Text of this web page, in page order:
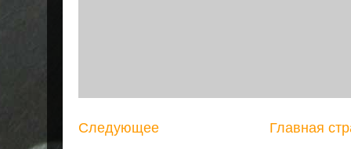
Следующее Главная